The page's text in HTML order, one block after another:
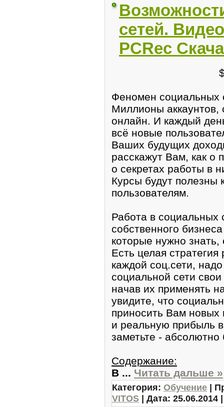
сетей.
PCRec
Феномен социальных
Миллионы аккаунтов,
онлайн. И каждый
всё новые
Ваших будущих
расскажут Вам, как о
о секретах работы в
Курсы будут полезны
пользователям.
Работа в социальных
собственного
которые нужно
Есть целая
каждой соц.сети,
социальной сети
начав их применять
увидите, что
приносить Вам новых
и реальную прибыль
заметьте -
Содержание:
В ... Читать дальше »
Категория: Обучение |
VITOS | Дата: 25.06.2014